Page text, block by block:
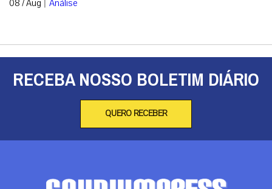
Arquivos
Arquivos
Contato
São Paulo, Brasil